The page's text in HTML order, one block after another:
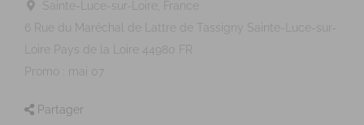
Sainte-Luce-sur-Loire, France
6 Rue du Maréchal de Lattre de Tassigny
Sainte-Luce-sur-
Loire
Pays de la Loire 44980
FR
Promo : mai 07
Partager